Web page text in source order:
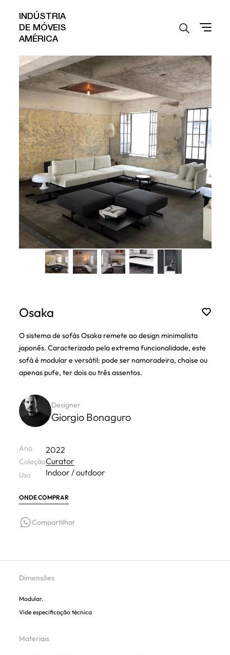
INDÚSTRIA
DE MÓVEIS
AMÉRICA
Osaka
O sistema de sofás Osaka remete ao design minimalista
japonês. Caracterizado pela extrema funcionalidade, este
sofá é modular e versátil: pode ser namoradeira, chaise ou
apenas pufe, ter dois ou três assentos.
Designer
Giorgio Bonaguro
Ano
Coleção
Uso
2022
Curator
Indoor / outdoor
ONDE COMPRAR
Compartilhar
Dimensões
Modular.
Vide especificação técnica
Materiais